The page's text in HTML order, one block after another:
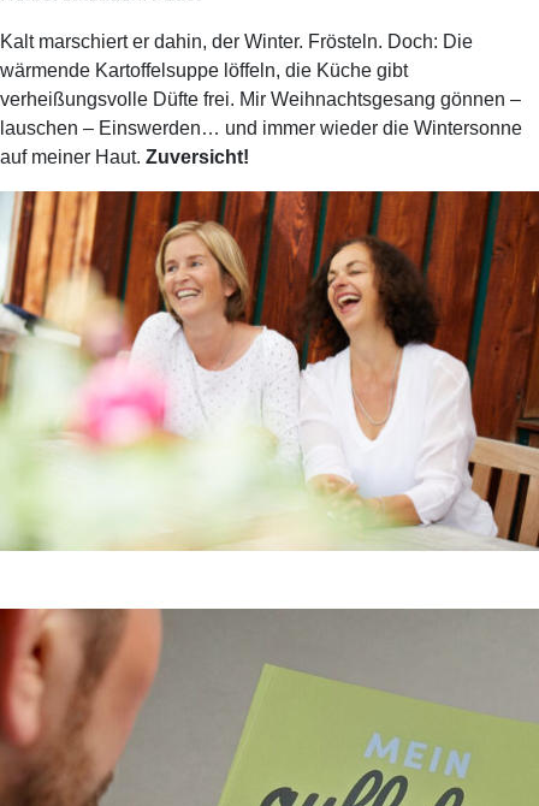
Kalt marschiert er dahin, der Winter. Frösteln. Doch: Die
wärmende Kartoffelsuppe löffeln, die Küche gibt
verheißungsvolle Düfte frei. Mir Weihnachtsgesang gönnen –
lauschen – Einswerden… und immer wieder die Wintersonne
auf meiner Haut. Zuversicht!